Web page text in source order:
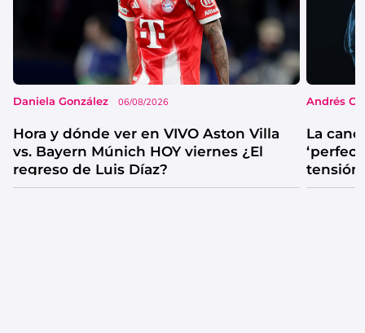
Daniela González 06/08/2026
Hora y dónde ver en VIVO Aston Villa
vs. Bayern Múnich HOY viernes ¿El
regreso de Luis Díaz?
Andrés
La
tensión
catarsis